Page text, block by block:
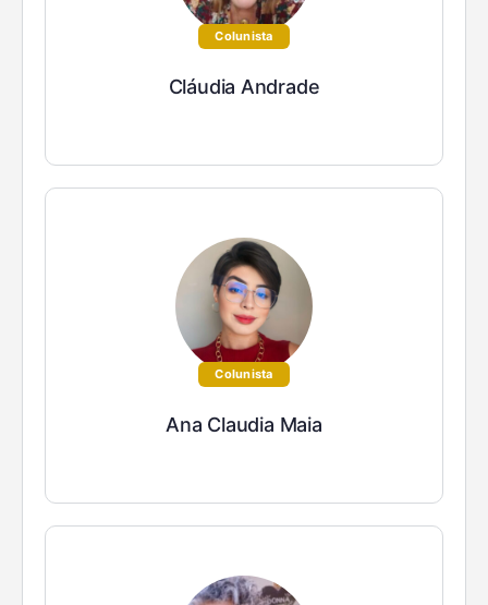
Colunista
Cláudia Andrade
Colunista
Ana Claudia Maia